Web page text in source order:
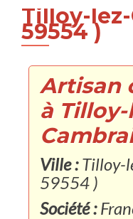
Tilloy-
59554 )
Artisan
à
Ville :Tilloy-
59554 )
Société :